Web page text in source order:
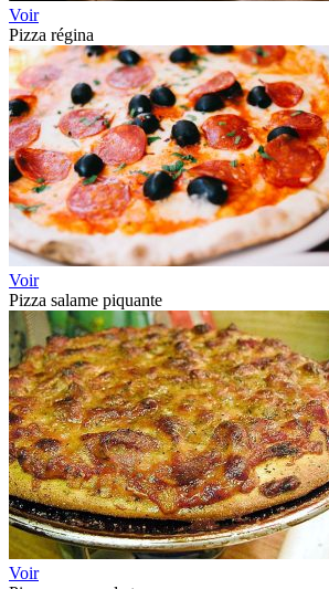
Voir
Pizza régina
Voir
Pizza salame piquante
Voir